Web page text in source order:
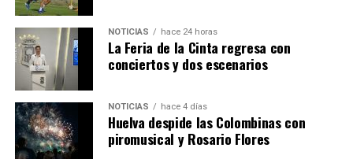
SEXTA CORRIDA DE LAS FIESTAS COLOMBINAS
2026
hace 4 días· Huelvatv
NOTICIAS hace 24 horas
La Feria de la Cinta regresa con
conciertos y dos escenarios
NOTICIAS hace 4 días
Huelva despide las Colombinas con
piromusical y Rosario Flores